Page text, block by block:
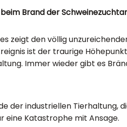
Brand der
zeigt den völlig
ist der traurige
Immer wieder gibt es
der industriellen Tierhaltung,
eine Katastrophe mit Ansage.